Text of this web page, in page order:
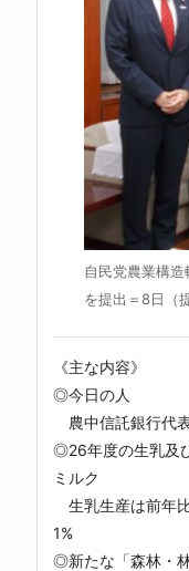
自民党農業構
を提出＝8日（
《主な内容》
◎今日
農中信託銀行代
◎26年度の生乳及
ミルク
生乳生産は前年
1%
◎新たな「森林・